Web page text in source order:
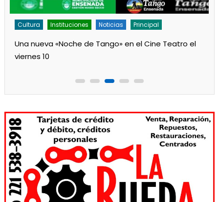
Cultura Instituciones Noticias Principal
Una nueva «Noche de Tango» en el Cine Teatro el
viernes 10